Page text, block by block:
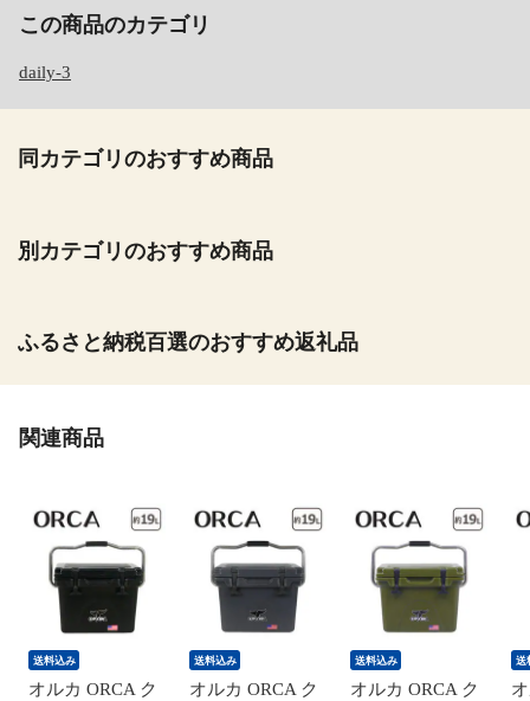
この商品のカテゴリ
daily-3
同カテゴリのおすすめ商品
別カテゴリのおすすめ商品
ふるさと納税百選のおすすめ返礼品
関連商品
送料込み
オルカ ORCA ク
送料込み
オルカ ORCA ク
送料込み
オルカ ORCA ク
送